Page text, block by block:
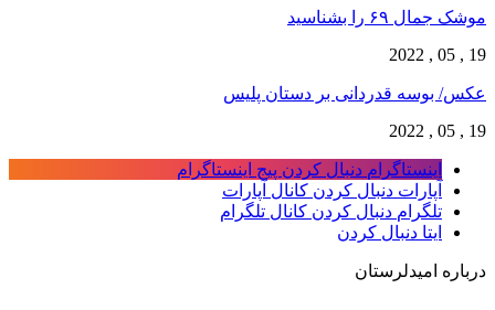
موشک جمال ۶۹ را بشناسید
19 , 05 , 2022
عکس/ بوسه قدردانی بر دستان پلیس
19 , 05 , 2022
اینستاگرام دنبال کردن پیج اینستاگرام
آپارات دنبال کردن کانال آپارات
تلگرام دنبال کردن کانال تلگرام
ایتا دنبال کردن
درباره امیدلرستان